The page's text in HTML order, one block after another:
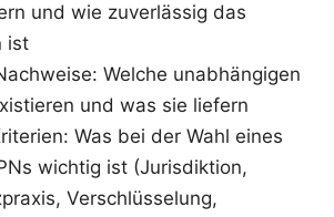
und wie zuverlässig das
ist
Welche unabhängigen
und was sie liefern
Was bei der Wahl eines
wichtig ist (Jurisdiktion,
Verschlüsselung,